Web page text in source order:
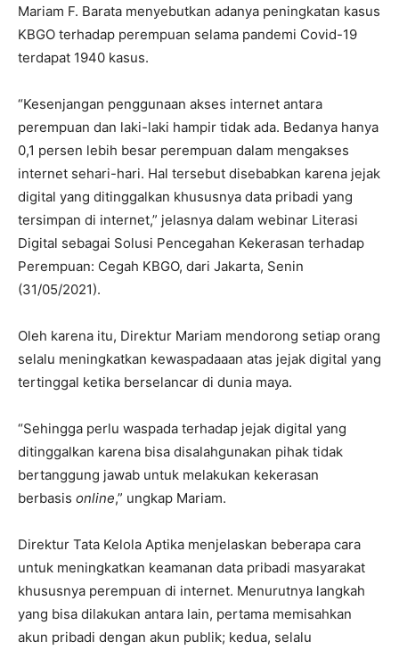
Mariam F. Barata menyebutkan adanya peningkatan kasus
KBGO terhadap perempuan selama pandemi Covid-19
terdapat 1940 kasus.
“Kesenjangan penggunaan akses internet antara
perempuan dan laki-laki hampir tidak ada. Bedanya hanya
0,1 persen lebih besar perempuan dalam mengakses
internet sehari-hari. Hal tersebut disebabkan karena jejak
digital yang ditinggalkan khususnya data pribadi yang
tersimpan di internet,” jelasnya dalam webinar Literasi
Digital sebagai Solusi Pencegahan Kekerasan terhadap
Perempuan: Cegah KBGO, dari Jakarta, Senin
(31/05/2021).
Oleh karena itu, Direktur Mariam mendorong setiap orang
selalu meningkatkan kewaspadaaan atas jejak digital yang
tertinggal ketika berselancar di dunia maya.
“Sehingga perlu waspada terhadap jejak digital yang
ditinggalkan karena bisa disalahgunakan pihak tidak
bertanggung jawab untuk melakukan kekerasan
berbasis online,” ungkap Mariam.
Direktur Tata Kelola Aptika menjelaskan beberapa cara
untuk meningkatkan keamanan data pribadi masyarakat
khususnya perempuan di internet. Menurutnya langkah
yang bisa dilakukan antara lain, pertama memisahkan
akun pribadi dengan akun publik; kedua, selalu